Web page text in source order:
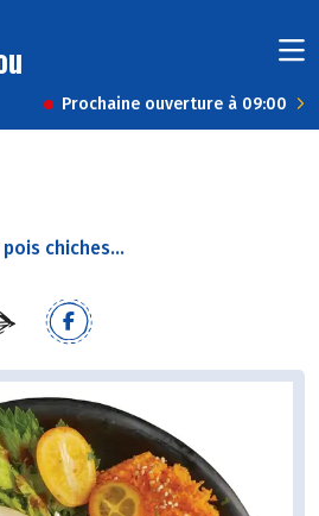
Prochaine ouverture à 09:00
chiches...